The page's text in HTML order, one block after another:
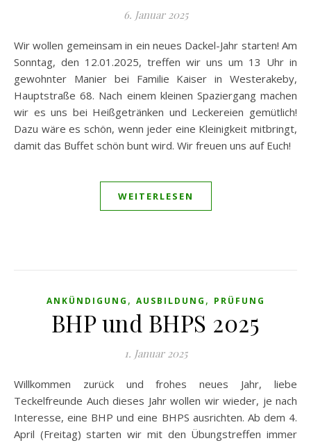
6. Januar 2025
Wir wollen gemeinsam in ein neues Dackel-Jahr starten! Am
Sonntag, den 12.01.2025, treffen wir uns um 13 Uhr in
gewohnter Manier bei Familie Kaiser in Westerakeby,
Hauptstraße 68. Nach einem kleinen Spaziergang machen
wir es uns bei Heißgetränken und Leckereien gemütlich!
Dazu wäre es schön, wenn jeder eine Kleinigkeit mitbringt,
damit das Buffet schön bunt wird. Wir freuen uns auf Euch!
WEITERLESEN
ANKÜNDIGUNG , AUSBILDUNG , PRÜFUNG
BHP und BHPS 2025
1. Januar 2025
Willkommen zurück und frohes neues Jahr, liebe
Teckelfreunde Auch dieses Jahr wollen wir wieder, je nach
Interesse, eine BHP und eine BHPS ausrichten. Ab dem 4.
April (Freitag) starten wir mit den Übungstreffen immer